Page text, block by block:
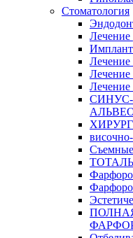
Стоматология
Лечение
Лечение
Лечение
Лечение